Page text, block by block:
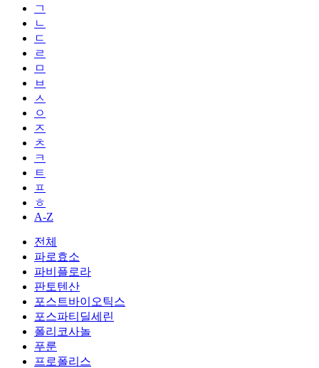
ㄱ
ㄴ
ㄷ
ㄹ
ㅁ
ㅂ
ㅅ
ㅇ
ㅈ
ㅊ
ㅋ
ㅌ
ㅍ
ㅎ
A-Z
전체
파로효소
파비플로라
판토텐산
포스트바이오틱스
포스파티딜세린
폴리코사놀
푸룬
프로폴리스